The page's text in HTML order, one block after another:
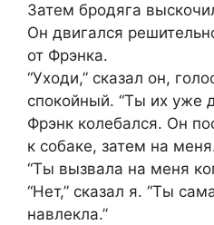
Затем бродяга
Он двигался
от Фрэнка.
“Уходи,” сказал он,
спокойный. “Ты их уже
Фрэнк колебался. Он
к собаке, затем на
“Ты вызвала на меня
“Нет,” сказал я. “Ты
навлекла.”